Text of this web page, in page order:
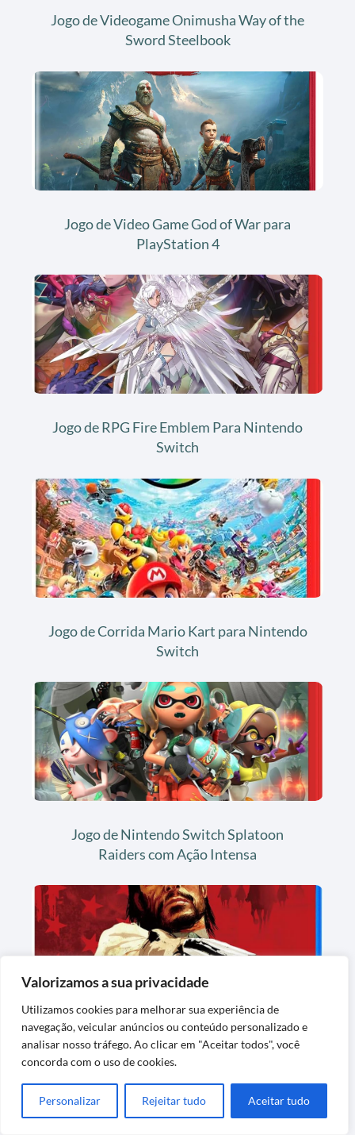
Valorizamos a sua privacidade
Utilizamos cookies para melhorar sua experiência de
navegação, veicular anúncios ou conteúdo personalizado e
analisar nosso tráfego. Ao clicar em "Aceitar todos", você
concorda com o uso de cookies.
Personalizar Rejeitar tudo Aceitar tudo
Jogo de Videogame Onimusha Way of the
Sword Steelbook
Jogo de Video Game God of War para
PlayStation 4
Jogo de RPG Fire Emblem Para Nintendo
Switch
Jogo de Corrida Mario Kart para Nintendo
Switch
Jogo de Nintendo Switch Splatoon
Raiders com Ação Intensa
Jogo de Ação Red Dead Redemption para
PlayStation 5